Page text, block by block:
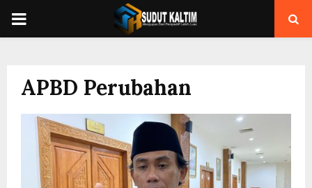
PRIMARY
APBD Perubahan